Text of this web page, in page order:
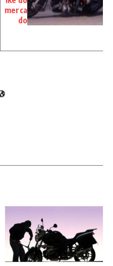
merca
do